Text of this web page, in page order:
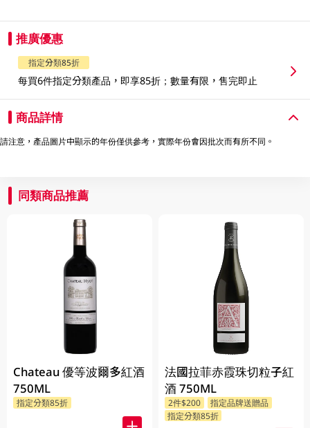
推廣優惠
指定分類85折
每買6件指定分類產品，即享85折；數量有限，售完即止
商品詳情
請注意，產品圖片中顯示的年份僅供參考，實際年份會因批次而有所不同。
同類商品推薦
Chateau 優等波爾多紅酒
750ML
指定分類85折
法國拉菲赤霞珠切粒子紅
酒 750ML
2件$200
指定品牌送贈品
指定分類85折